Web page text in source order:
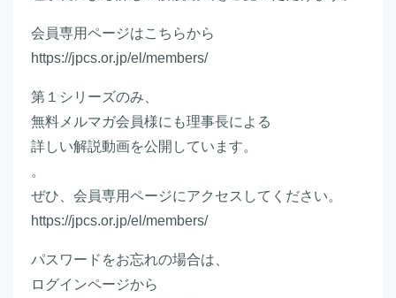
会員専用ページはこちらから
https://jpcs.or.jp/el/members/
第１シリーズのみ、
無料メルマガ会員様にも理事長による
詳しい解説動画を公開しています。
。
ぜひ、会員専用ページにアクセスしてください。
https://jpcs.or.jp/el/members/
パスワードをお忘れの場合は、
ログインページから